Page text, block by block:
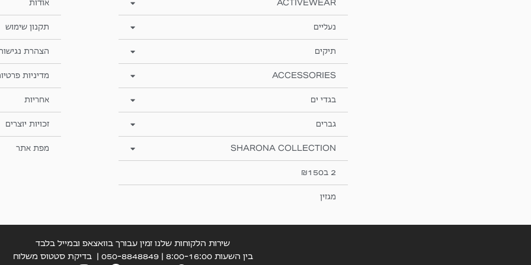
ACTIVEWEAR
נעליים
תיקים
ACCESSORIES
בגדי ים
גברים
SHARONA COLLECTION
2 ב₪150
מגזין
אודות
תקנון שימוש
הצהרת
מדיניות
אחריות
זכויות יוצרים
מפת אתר
שירות הלקוחות שלנו זמין עבורך בוואצאפ ובמייל בלבד
בין השעות 8:00-16:00 | 050-8848849 |
בדיקת סטטוס משלוח